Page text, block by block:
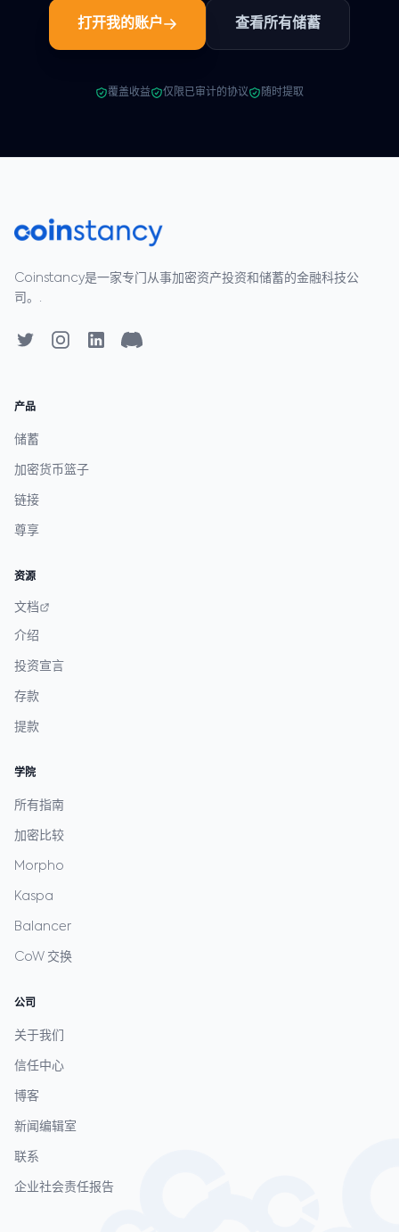
打开我的账户 查看所有储蓄
覆盖收益 仅限已审计的协议 随时提取
Coinstancy是一家专门从事加密资产投资和储蓄的金融科技公
司。.
产品
储蓄
加密货币篮子
链接
尊享
资源
文档
介绍
投资宣言
存款
提款
学院
所有指南
加密比较
Morpho
Kaspa
Balancer
CoW 交换
公司
关于我们
信任中心
博客
新闻编辑室
联系
企业社会责任报告